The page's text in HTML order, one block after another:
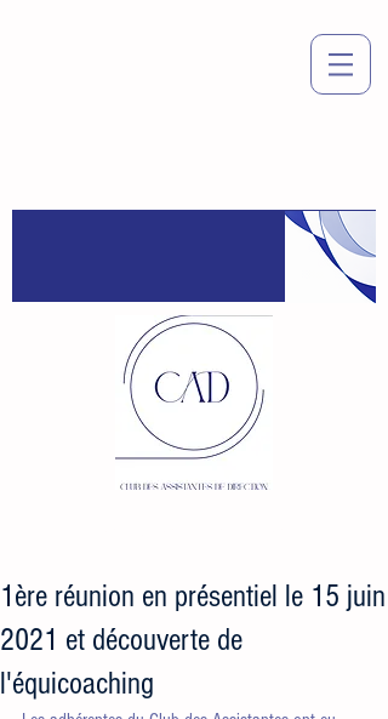
1ère réunion en présentiel le 15 juin
2021 et découverte de
l'équicoaching